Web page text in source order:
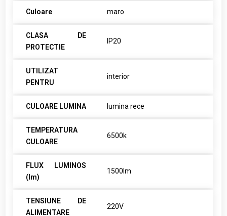
Culoare maro
CLASA DE
PROTECTIE
IP20
UTILIZAT
PENTRU
interior
CULOARE LUMINA lumina rece
TEMPERATURA
CULOARE
6500k
FLUX LUMINOS
(lm)
1500lm
TENSIUNE DE
ALIMENTARE
220V